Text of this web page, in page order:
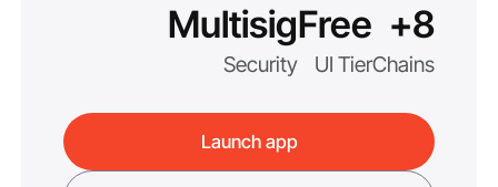
8+
Chains
Free
UI Tier
Multisig
Security
Launch app